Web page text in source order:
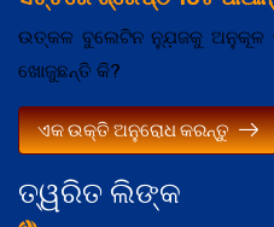
ତ୍ୱରିତ ଲିଙ୍କ
ଉତ୍କଳ ବୁଲେଟିନ ନ୍ଯ଼ୁଜକୁ ଅନୁକୂଳ
ଖୋଜୁଛନ୍ତି କି?
ଏକ ଉକ୍ତି ଅନୁରୋଧ କରନ୍ତୁ